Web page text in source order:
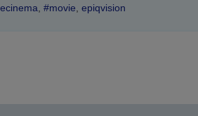
, #movie, epiqvision